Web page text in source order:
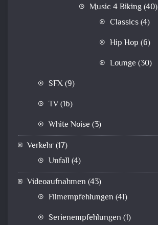
Music 4 Biking(40)
Classics(4)
Hip Hop (6)
Lounge (30)
SFX(9)
TV(16)
White Noise (3)
Verkehr(17)
Unfall (4)
Videoaufnahmen (43)
Filmempfehlungen (41)
Serienempfehlungen (1)